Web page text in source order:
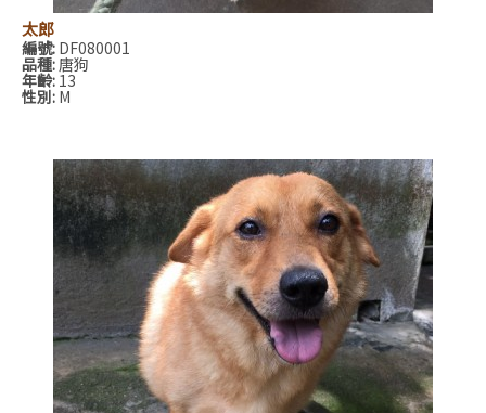
太郎
編號: DF080001
品種: 唐狗
年齡: 13
性別: M